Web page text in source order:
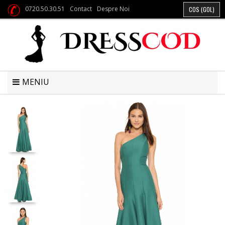
0720.50.30.51 Contact Despre Noi COS (GOL)
MENIU